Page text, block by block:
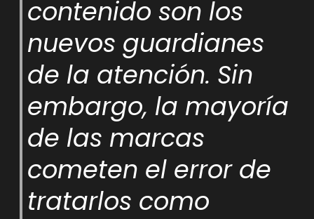
contenido son los
nuevos guardianes
de la atención. Sin
embargo, la mayoría
de las marcas
cometen el error de
tratarlos como